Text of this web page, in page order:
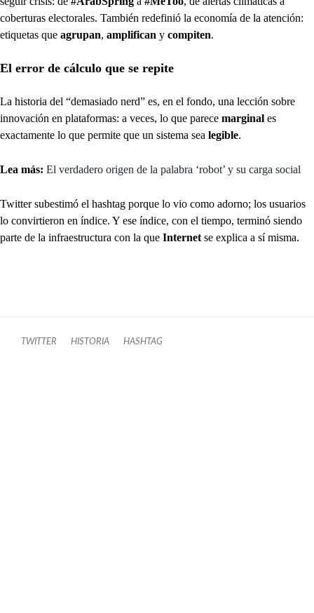
coberturas electorales. También redefinió la economía de la atención:
etiquetas que agrupan, amplifican y compiten.
El error de cálculo que se repite
La historia del “demasiado nerd” es, en el fondo, una lección sobre
innovación en plataformas: a veces, lo que parece marginal es
exactamente lo que permite que un sistema sea legible.
Lea más: El verdadero origen de la palabra ‘robot’ y su carga social
Twitter subestimó el hashtag porque lo vio como adorno; los usuarios
lo convirtieron en índice. Y ese índice, con el tiempo, terminó siendo
parte de la infraestructura con la que Internet se explica a sí misma.
TWITTER HISTORIA HASHTAG